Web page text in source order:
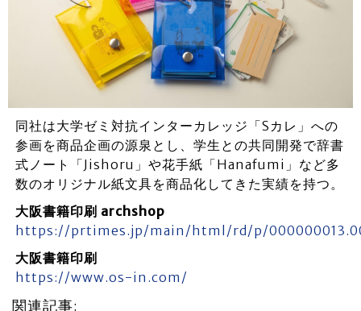
同社は大学ゼミ対抗インターカレッジ「Sカレ」への
参画を商品企画の源泉とし、学生との共同開発で辞書
式ノート「Jishoru」や花手紙「Hanafumi」など多
数のオリジナル紙文具を商品化してきた実績を持つ。
大阪書籍印刷 archshop
https://prtimes.jp/main/html/rd/p/
大阪書籍印刷
https://www.os-in.com/
関連記事: